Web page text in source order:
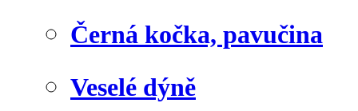
Černá kočka, pavučina
Veselé dýně